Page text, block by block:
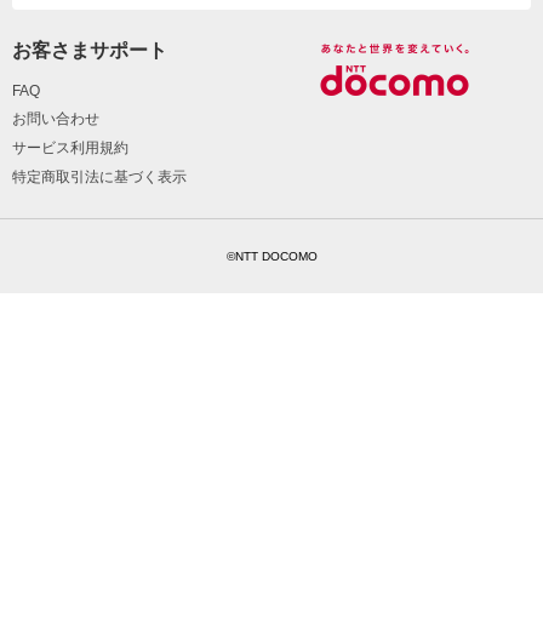
お客さまサポート
FAQ
お問い合わせ
サービス利用規約
特定商取引法に基づく表示
©NTT DOCOMO